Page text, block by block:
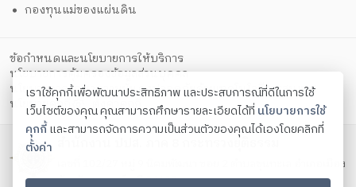
กองทุนแม่ของแผ่นดิน
ข้อกำหนดและนโยบายการให้บริการ
นโยบายการคุ้มครองข้อมูลส่วนบุคคล
นโยบายการรักษาความมั่นคงปลอดภัยด้วยเทคโนโลยีสารสนเทศ
นโยบายคุกกี้
ตั้งค่าคุกกี้
สำนักงาน ปปส. ภาค 8 กระทรวงยุติธรรม
เลขที่ 102/27 หมู่ 9 นิคมพัฒนา ซอย 2 ตำบลขุนทะเล อำเภอเมือง
จังหวัดสราษฎร์ธานี 84100
เราใช้คุกกี้เพื่อพัฒนาประสิทธิภาพ และประสบการณ์ที่ดีในการใช้
เว็บไซต์ของคุณ คุณสามารถศึกษารายละเอียดได้ที่ นโยบายการใช้
คุกกี้และสามารถจัดการความเป็นส่วนตัวของคุณได้เองโดยคลิกที่
ตั้งค่า